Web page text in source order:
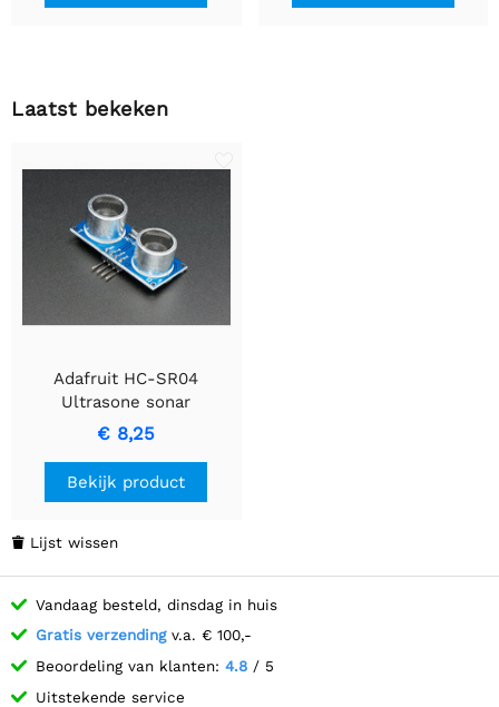
Laatst bekeken
Adafruit HC-SR04
Ultrasone sonar
afstandssensor + 2 x 10K
weerstanden
€ 8,25
Bekijk product
 Lijst wissen
Vandaag besteld, dinsdag in huis
Gratis verzendingv.a. € 100,-
Beoordeling van klanten: 4.8 / 5
Uitstekende service